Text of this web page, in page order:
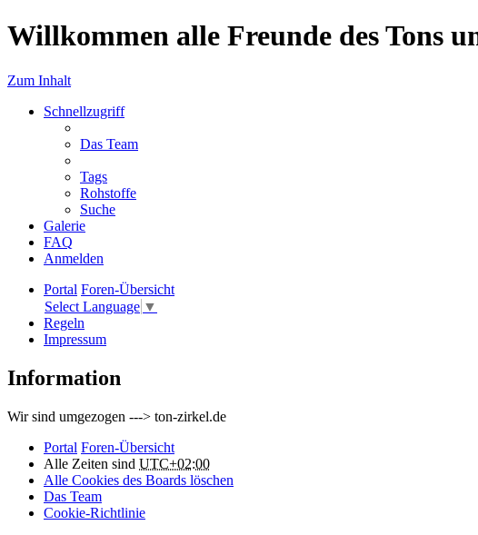
Willkommen alle Freunde des Tons
Zum Inhalt
Schnellzugriff
Das Team
Tags
Rohstoffe
Suche
Galerie
FAQ
Anmelden
Portal Foren-Übersicht
Select Language ▼
Regeln
Impressum
Information
Wir sind umgezogen ---> ton-zirkel.de
Portal Foren-Übersicht
Alle Zeiten sind UTC+02:00
Alle Cookies des Boards löschen
Das Team
Cookie-Richtlinie